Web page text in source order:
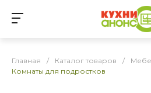
Главная / Каталог товаров /
Комнаты для подростков